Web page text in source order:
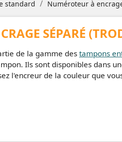
standard Numéroteur à
SÉPARÉ
de la gamme des tampons
Ils sont disponibles dans
l'encreur de la couleur que